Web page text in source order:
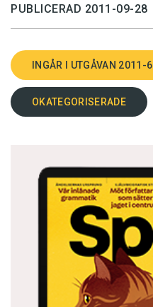
PUBLICERAD 2011-09-28
INGÅR I UTGÅVAN 2011-6
OKATEGORISERADE